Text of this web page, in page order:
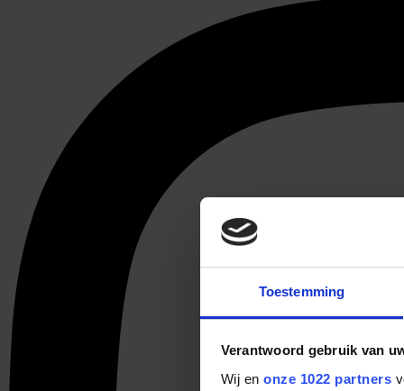
Toestemming
Verantwoord gebruik van
Wij en onze 1022 partners